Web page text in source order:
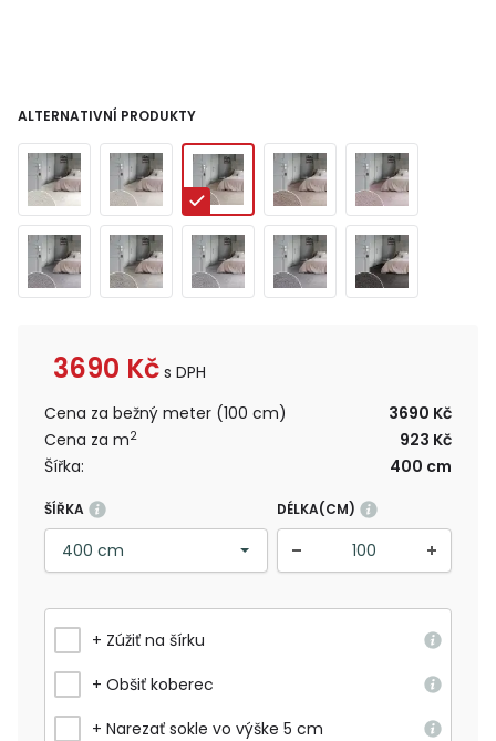
ALTERNATIVNÍ PRODUKTY
3690 Kč s DPH
Cena za bežný meter (100 cm)
3690 Kč
Cena za m2
923 Kč
Šířka:
400 cm
ŠÍŘKA DÉLKA(CM)
+ Zúžiť na šírku
+ Obšiť koberec
+ Narezať sokle vo výške 5 cm